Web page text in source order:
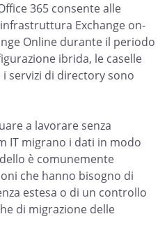
365 consente alle
Exchange on-
Online durante il periodo
ibrida, le caselle
servizi di directory sono
a lavorare senza
IT migrano i dati in modo
è comunemente
che hanno bisogno di
estesa o di un controllo
di migrazione delle